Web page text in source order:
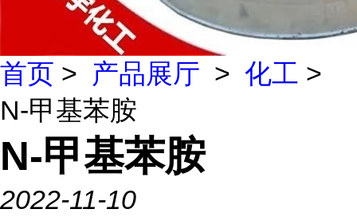
首页 > 产品展厅 > 化工 >
N-甲基苯胺
N-甲基苯胺
2022-11-10